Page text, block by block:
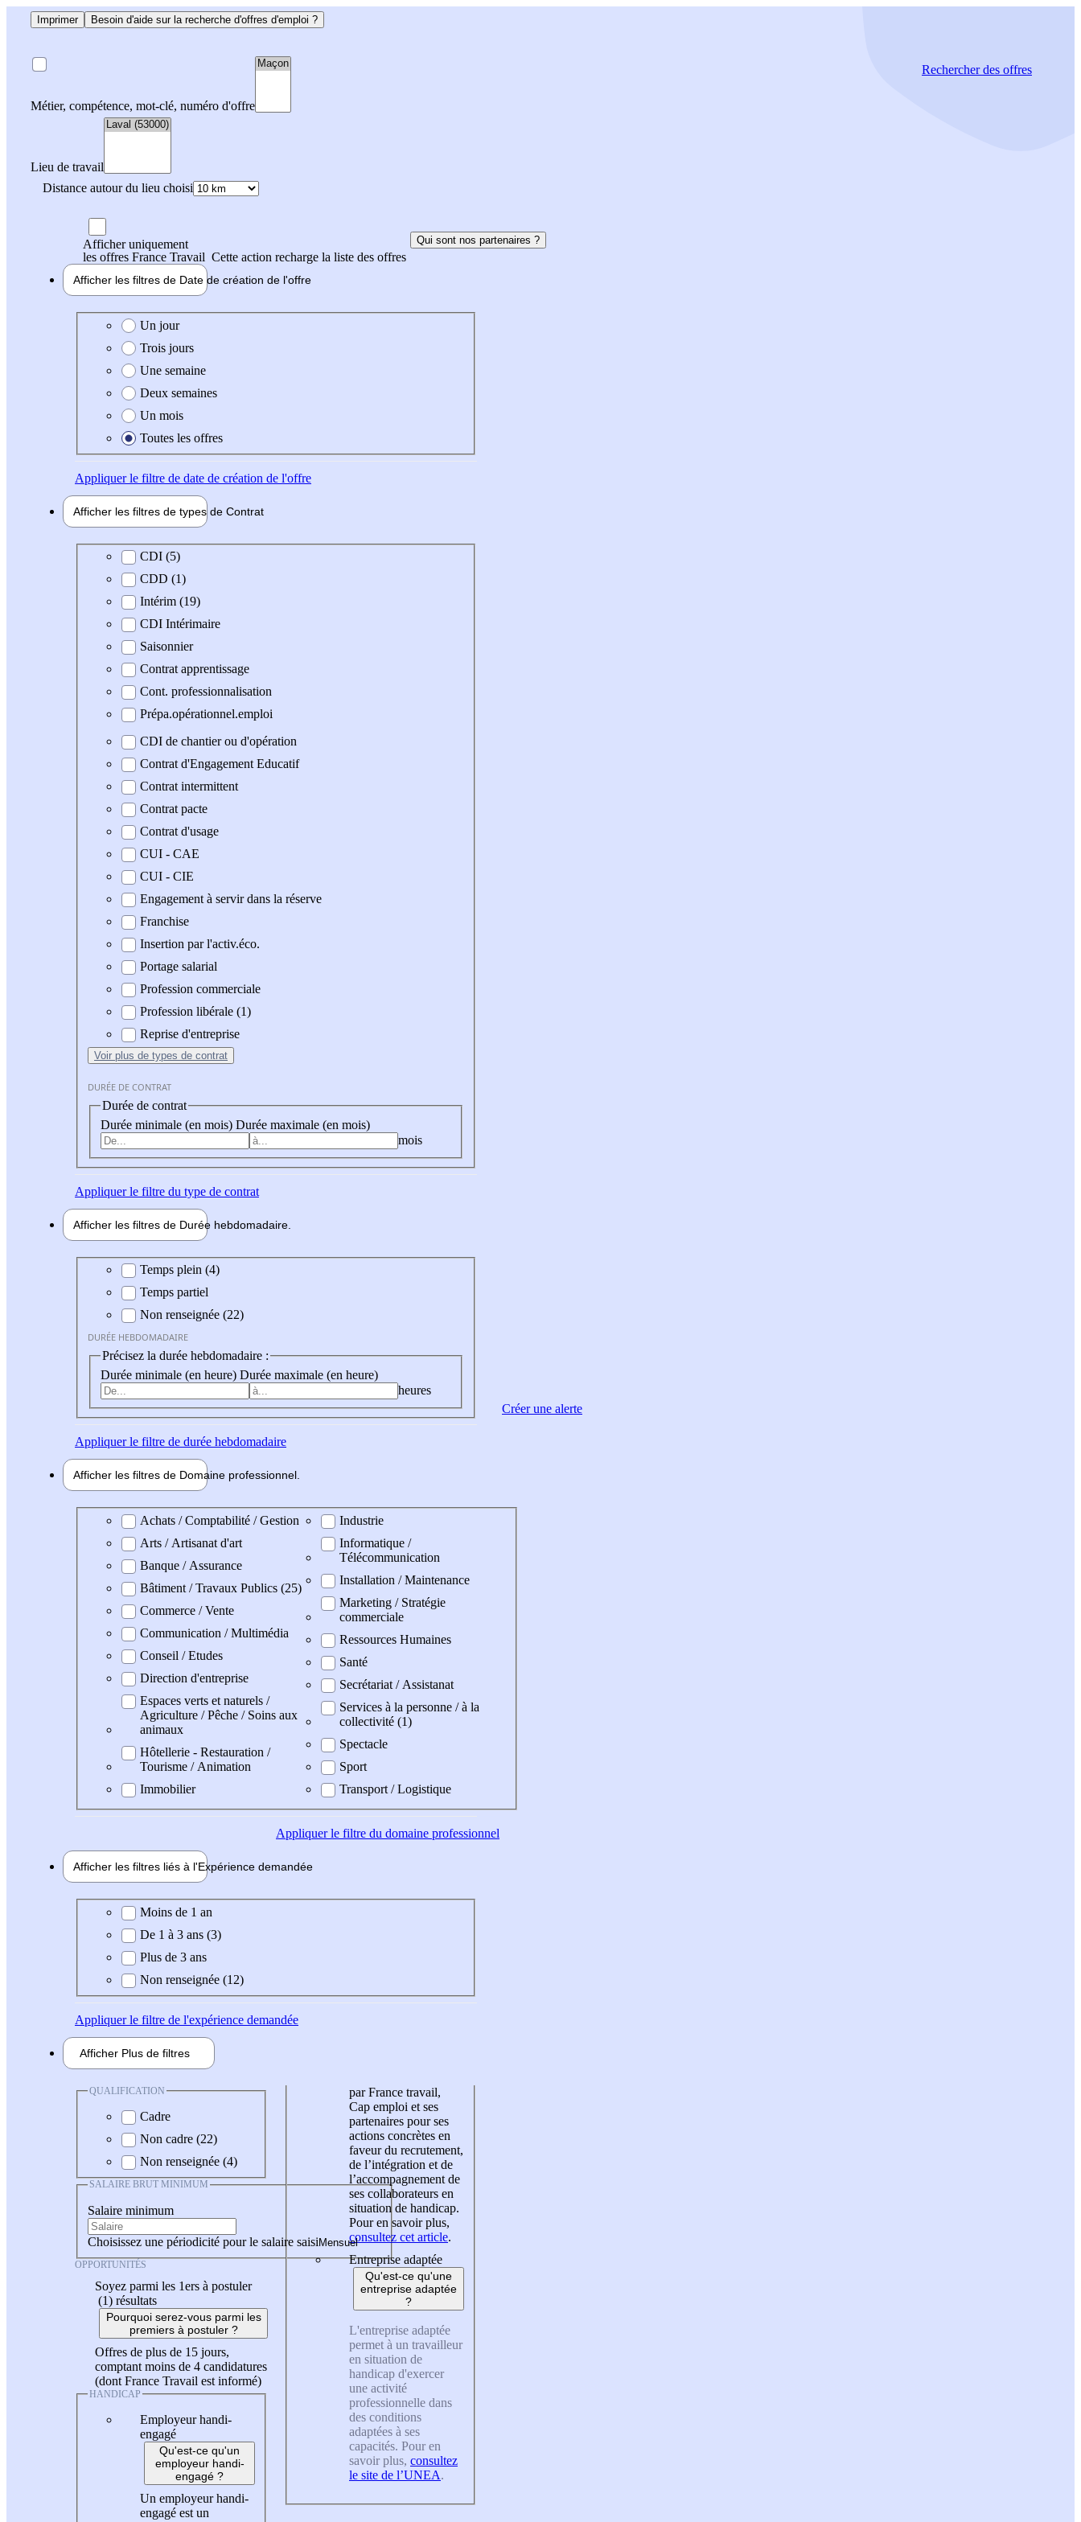
Imprimer Besoin d'aide sur la recherche d'offres d'emploi ?
Métier, compétence, mot-clé, numéro d'offre
Lieu de travail
Distance autour du lieu choisi
Rechercherdes offres
Afficher uniquement
les offres France Travail Cette action recharge la liste des offres
Qui sont nos partenaires ?
Afficher les filtres de Date de création de l'offre
Date de création de l'offre
Un jour
Trois jours
Une semaine
Deux semaines
Un mois
Toutes les offres
Appliquerle filtre de date de création de l'offre
Afficher les filtres de types de Contrat
Type de contrat
CDI (5)
CDD (1)
Intérim (19)
CDI Intérimaire
Saisonnier
Contrat apprentissage
Cont. professionnalisation
Prépa.opérationnel.emploi
CDI de chantier ou d'opération
Contrat d'Engagement Educatif
Contrat intermittent
Contrat pacte
Contrat d'usage
CUI - CAE
CUI - CIE
Engagement à servir dans la réserve
Franchise
Insertion par l'activ.éco.
Portage salarial
Profession commerciale
Profession libérale (1)
Reprise d'entreprise
Voir plus de types de contrat
DURÉE DE CONTRAT
Durée de contrat
Durée minimale (en mois) Durée maximale (en mois)
mois
Appliquerle filtre du type de contrat
Afficher les filtres de Durée hebdomadaire
Durée hebdomadaire
Temps plein (4)
Temps partiel
Non renseignée (22)
DURÉE HEBDOMADAIRE
Précisez la durée hebdomadaire :
Durée minimale (en heure) Durée maximale (en heure)
heures
Appliquerle filtre de durée hebdomadaire
Afficher les filtres de Domaine professionnel
Domaine professionel
Achats / Comptabilité / Gestion
Arts / Artisanat d'art
Banque / Assurance
Bâtiment / Travaux Publics (25)
Commerce / Vente
Communication / Multimédia
Conseil / Etudes
Direction d'entreprise
Espaces verts et naturels /
Agriculture / Pêche / Soins aux
animaux
Hôtellerie - Restauration /
Tourisme / Animation
Immobilier
Industrie
Informatique /
Télécommunication
Installation / Maintenance
Marketing / Stratégie
commerciale
Ressources Humaines
Santé
Secrétariat / Assistanat
Services à la personne / à la
collectivité (1)
Spectacle
Sport
Transport / Logistique
Appliquerle filtre du domaine professionnel
Afficher les filtres liés à l'Expérience demandée
Expérience demandée
Moins de 1 an
De 1 à 3 ans (3)
Plus de 3 ans
Non renseignée (12)
Appliquerle filtre de l'expérience demandée
Afficher Plus de filtres
QUALIFICATION
Cadre
Non cadre (22)
Non renseignée (4)
SALAIRE BRUT MINIMUM
Salaire minimum
Choisissez une périodicité pour le salaire saisi
OPPORTUNITÉS
Soyez parmi les 1ers à postuler
(1) résultats
Pourquoi serez-vous parmi les
premiers à postuler ?
Offres de plus de 15 jours,
comptant moins de 4 candidatures
(dont France Travail est informé)
HANDICAP
Employeur handi-
engagé
Qu'est-ce qu'un
employeur handi-
engagé ?
Un employeur handi-
engagé est un
par France travail,
Cap emploi et ses
partenaires pour ses
actions concrètes en
faveur du recrutement,
de l’intégration et de
l’accompagnement de
ses collaborateurs en
situation de handicap.
Pour en savoir plus,
consultez cet article.
Entreprise adaptée
Qu'est-ce qu'une
entreprise adaptée
?
L'entreprise adaptée
permet à un travailleur
en situation de
handicap d'exercer
une activité
professionnelle dans
des conditions
adaptées à ses
capacités. Pour en
savoir plus, consultez
le site de l’UNEA.
Créer une alerte